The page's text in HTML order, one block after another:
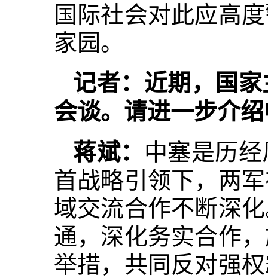
国际社会对此应高
家园。
记者：近期，国
会谈。请进一步介
蒋斌： 中塞是历
首战略引领下，两
域交流合作不断深
通，深化务实合作
举措，共同反对强